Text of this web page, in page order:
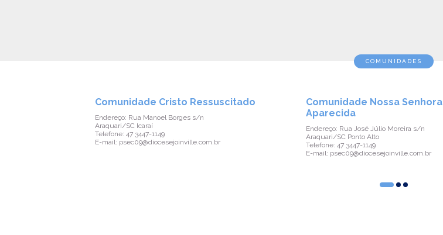
COMUNIDADES
Comunidade Cristo Ressuscitado
Endereço: Rua Manoel Borges s/n
Araquari/SC Icaraí
Telefone: 47 3447-1149
E-mail: psec09@diocesejoinville.com.br
Comunidade Nossa Senhora
Aparecida
Endereço: Rua José Júlio Moreira s/n
Araquari/SC Ponto Alto
Telefone: 47 3447-1149
E-mail: psec09@diocesejoinville.com.br